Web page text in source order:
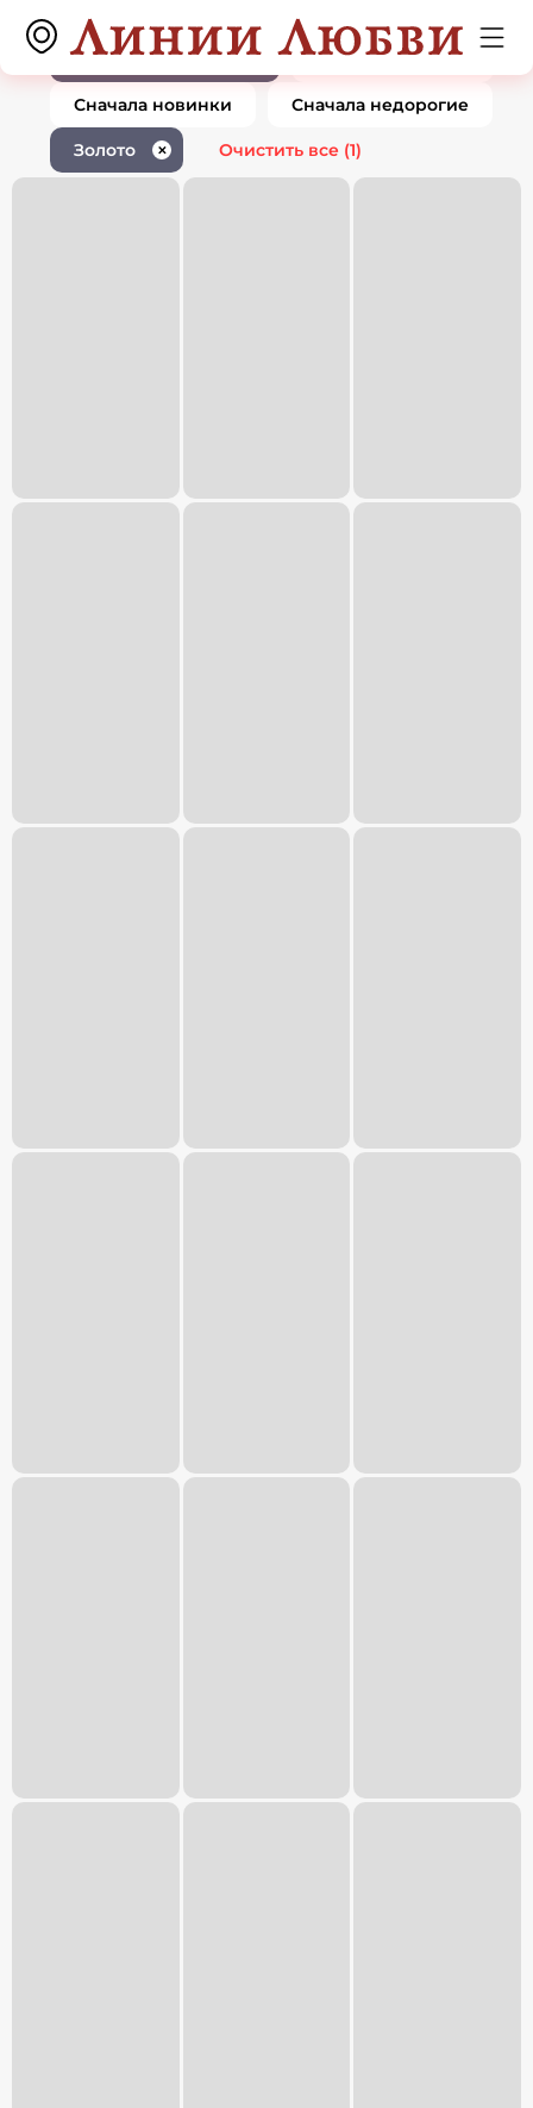
Ювелирные изделия золото0 товаров
1
По популярности Сначала дорогие
Сначала новинки Сначала недорогие
Золото ✕ Очистить все (1)